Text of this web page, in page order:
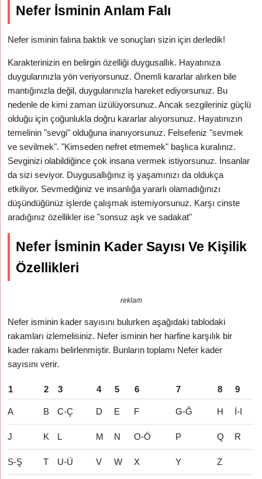
Nefer İsminin Anlam Falı
Nefer isminin falına baktık ve sonuçları sizin için derledik!
Karakterinizin en belirgin özelliği duygusallık. Hayatınıza
duygularınızla yön veriyorsunuz. Önemli kararlar alırken bile
mantığınızla değil, duygularınızla hareket ediyorsunuz. Bu
nedenle de kimi zaman üzülüyorsunuz. Ancak sezgileriniz güçlü
olduğu için çoğunlukla doğru kararlar alıyorsunuz. Hayatınızın
temelinin "sevgi" olduğuna inanıyorsunuz. Felsefeniz "sevmek
ve sevilmek". "Kimseden nefret etmemek" başlıca kuralınız.
Sevginizi olabildiğince çok insana vermek istiyorsunuz. İnsanlar
da sizi seviyor. Duygusallığınız iş yaşamınızı da oldukça
etkiliyor. Sevmediğiniz ve insanlığa yararlı olamadığınızı
düşündüğünüz işlerde çalışmak istemiyorsunuz. Karşı cinste
aradığınız özellikler ise "sonsuz aşk ve sadakat"
Nefer İsminin Kader Sayısı Ve Kişilik
Özellikleri
reklam
Nefer isminin kader sayısını bulurken aşağıdaki tablodaki
rakamları izlemelisiniz. Nefer isminin her harfine karşılık bir
kader rakamı belirlenmiştir. Bunların toplamı Nefer kader
sayısını verir.
1 2 3 4 5 6 7 8 9
A B C-Ç D E F G-Ğ H İ-I
J K L M N O-Ö P Q R
S-Ş T U-Ü V W X Y Z